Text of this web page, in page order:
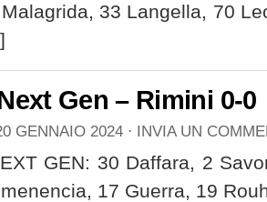
33 Langella, 70
Gen – Rimini 0-0
GENNAIO 2024 ⋅ INVIA UN
GEN: 30 Daffara, 2
17 Guerra, 19